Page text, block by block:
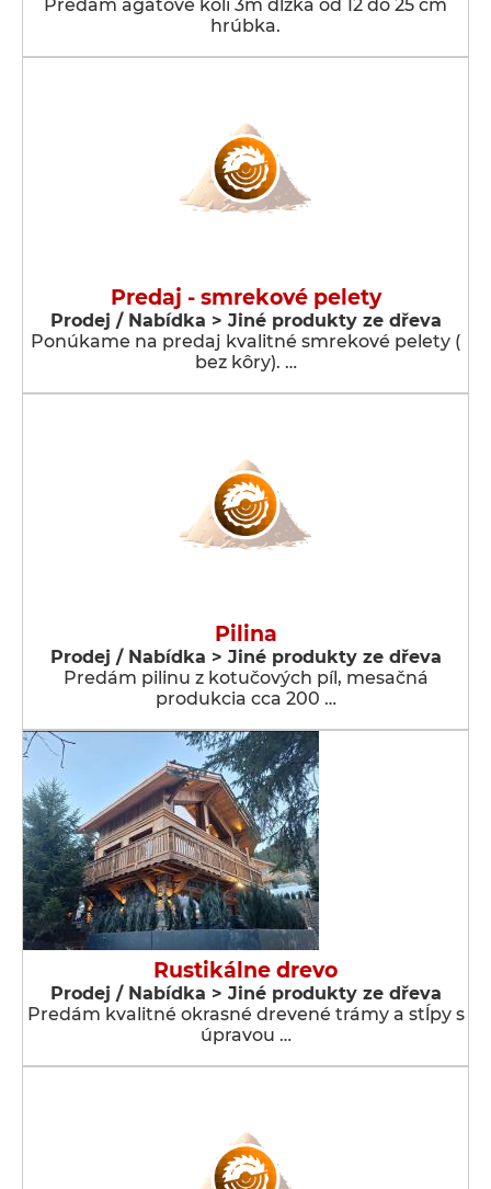
Predám agatové koli 3m dlžka od 12 do 25 cm
hrúbka.
Predaj - smrekové pelety
Prodej / Nabídka > Jiné produkty ze dřeva
Ponúkame na predaj kvalitné smrekové pelety (
bez kôry). …
Pilina
Prodej / Nabídka > Jiné produkty ze dřeva
Predám pilinu z kotučových píl, mesačná
produkcia cca 200 …
Rustikálne drevo
Prodej / Nabídka > Jiné produkty ze dřeva
Predám kvalitné okrasné drevené trámy a stĺpy s
úpravou …